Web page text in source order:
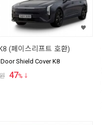
(페이스리프트 호환)
Shield Cover K8
47%